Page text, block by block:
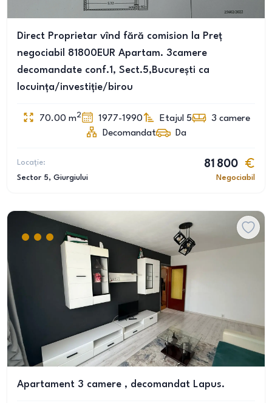
Direct Proprietar vînd fără comision la Preț
negociabil 81800EUR Apartam. 3camere
decomandate conf.1, Sect.5,București ca
locuința/investiție/birou
70.00 m2 1977-1990 Etajul 5 3 camere
Decomandat
Da
Locație:
Sector 5, Giurgiului
81 800
Negociabil
Apartament 3 camere , decomandat Lapus.